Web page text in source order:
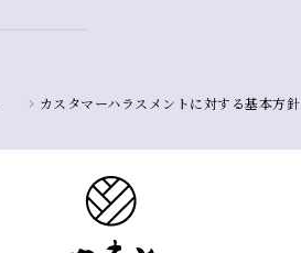
カスタマーハラスメントに対する基本方針